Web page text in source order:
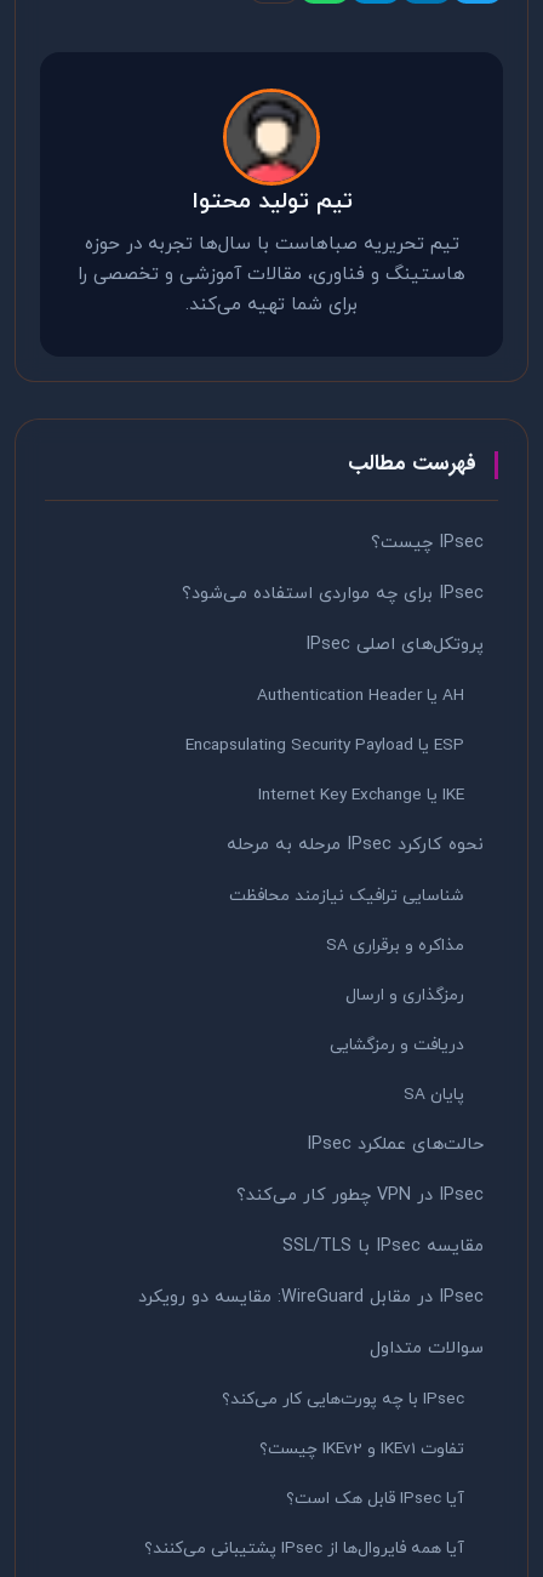
تیم تولید محتوا
تیم تحریریه صباهاست با سال‌ها تجربه در حوزه
هاستینگ و فناوری، مقالات آموزشی و تخصصی را
برای شما تهیه می‌کند.
فهرست مطالب
IPsec چیست؟
IPsec برای چه مواردی استفاده می‌شود؟
پروتکل‌های اصلی IPsec
AH یا Authentication Header
ESP یا Encapsulating Security Payload
IKE یا Internet Key Exchange
نحوه کارکرد IPsec مرحله به مرحله
شناسایی ترافیک نیازمند محافظت
مذاکره و برقراری SA
رمزگذاری و ارسال
دریافت و رمزگشایی
پایان SA
حالت‌های عملکرد IPsec
IPsec در VPN چطور کار می‌کند؟
مقایسه IPsec با SSL/TLS
IPsec در مقابل WireGuard: مقایسه دو رویکرد
سوالات متداول
IPsec با چه پورت‌هایی کار می‌کند؟
تفاوت IKEv1 و IKEv2 چیست؟
آیا IPsec قابل هک است؟
آیا همه فایروال‌ها از IPsec پشتیبانی می‌کنند؟